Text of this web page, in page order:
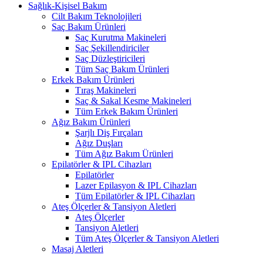
Sağlık-Kişisel Bakım
Cilt Bakım Teknolojileri
Saç Bakım Ürünleri
Saç Kurutma Makineleri
Saç Şekillendiriciler
Saç Düzleştiricileri
Tüm Saç Bakım Ürünleri
Erkek Bakım Ürünleri
Tıraş Makineleri
Saç & Sakal Kesme Makineleri
Tüm Erkek Bakım Ürünleri
Ağız Bakım Ürünleri
Şarjlı Diş Fırçaları
Ağız Duşları
Tüm Ağız Bakım Ürünleri
Epilatörler & IPL Cihazları
Epilatörler
Lazer Epilasyon & IPL Cihazları
Tüm Epilatörler & IPL Cihazları
Ateş Ölçerler & Tansiyon Aletleri
Ateş Ölçerler
Tansiyon Aletleri
Tüm Ateş Ölçerler & Tansiyon Aletleri
Masaj Aletleri